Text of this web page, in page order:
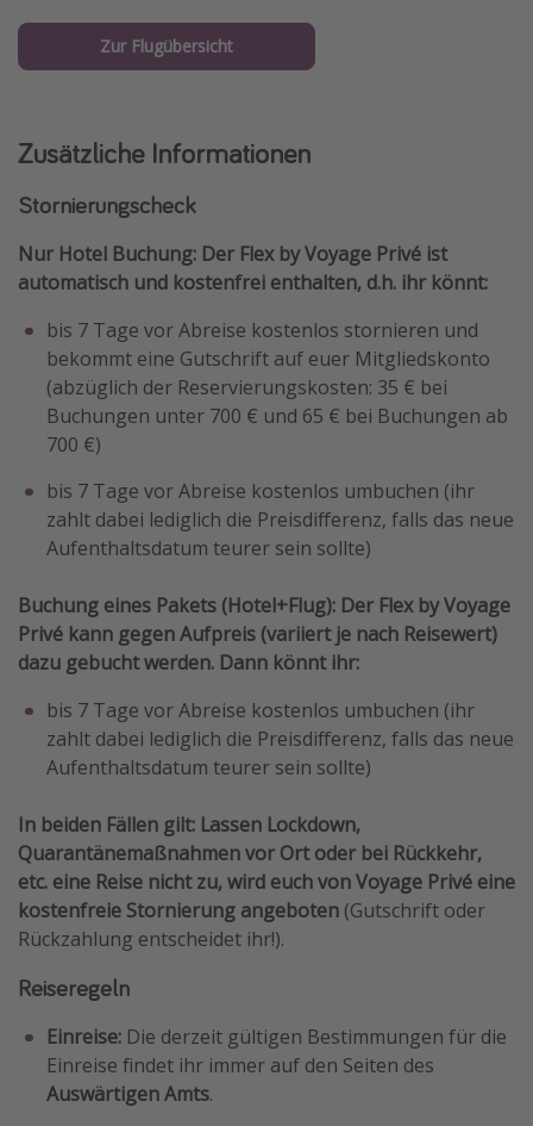
Zur Flugübersicht
Zusätzliche Informationen
Stornierungscheck
Nur Hotel Buchung: Der Flex by Voyage Privé ist
automatisch und kostenfrei enthalten, d.h. ihr könnt:
bis 7 Tage vor Abreise kostenlos stornieren und
bekommt eine Gutschrift auf euer Mitgliedskonto
(abzüglich der Reservierungskosten: 35 € bei
Buchungen unter 700 € und 65 € bei Buchungen ab
700 €)
bis 7 Tage vor Abreise kostenlos umbuchen (ihr
zahlt dabei lediglich die Preisdifferenz, falls das neue
Aufenthaltsdatum teurer sein sollte)
Buchung eines Pakets (Hotel+Flug): Der Flex by Voyage
Privé kann gegen Aufpreis (variiert je nach Reisewert)
dazu gebucht werden. Dann könnt ihr:
bis 7 Tage vor Abreise kostenlos umbuchen (ihr
zahlt dabei lediglich die Preisdifferenz, falls das neue
Aufenthaltsdatum teurer sein sollte)
In beiden Fällen gilt: Lassen Lockdown,
Quarantänemaßnahmen vor Ort oder bei Rückkehr,
etc. eine Reise nicht zu, wird euch von Voyage Privé eine
kostenfreie Stornierung angeboten (Gutschrift oder
Rückzahlung entscheidet ihr!).
Reiseregeln
Einreise: Die derzeit gültigen Bestimmungen für die
Einreise findet ihr immer auf den Seiten des
Auswärtigen Amts.